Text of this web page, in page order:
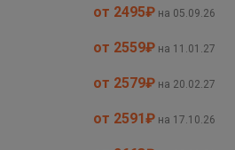
от 2495₽ на 05.09.26
от 2559₽ на 11.01.27
от 2579₽ на 20.02.27
от 2591₽ на 17.10.26